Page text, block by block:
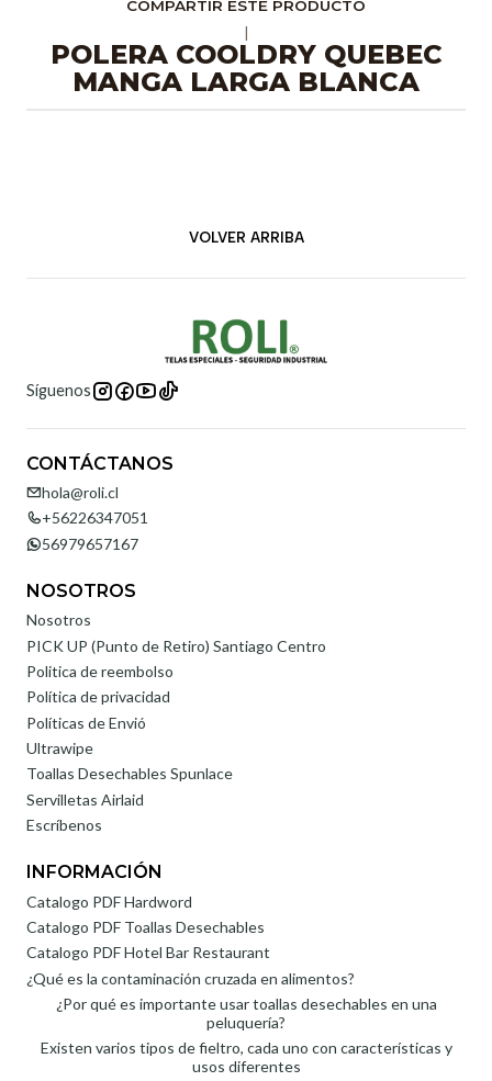
COMPARTIR ESTE PRODUCTO
POLERA COOLDRY QUEBEC
MANGA LARGA BLANCA
VOLVER ARRIBA
Síguenos
CONTÁCTANOS
hola@roli.cl
+56226347051
56979657167
NOSOTROS
Nosotros
PICK UP (Punto de Retiro) Santiago Centro
Politica de reembolso
Política de privacidad
Políticas de Envió
Ultrawipe
Toallas Desechables Spunlace
Servilletas Airlaid
Escríbenos
INFORMACIÓN
Catalogo PDF Hardword
Catalogo PDF Toallas Desechables
Catalogo PDF Hotel Bar Restaurant
¿Qué es la contaminación cruzada en alimentos?
¿Por qué es importante usar toallas desechables en una
peluquería?
Existen varios tipos de fieltro, cada uno con características y
usos diferentes